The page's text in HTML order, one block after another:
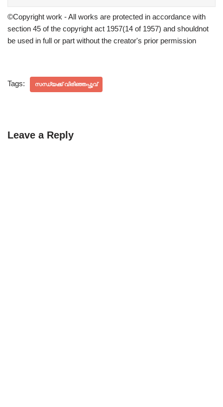
©Copyright work - All works are protected in accordance with
section 45 of the copyright act 1957(14 of 1957) and shouldnot
be used in full or part without the creator's prior permission
Tags: സന്ധ്യക്ക് വിരിഞ്ഞപ്പൂവ്
Leave a Reply